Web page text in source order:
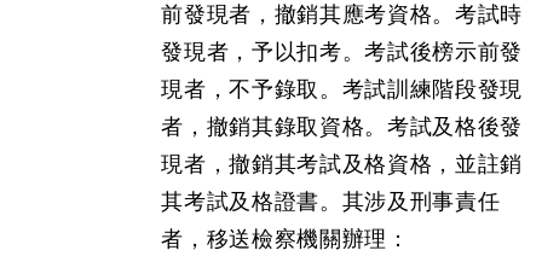
前發現者，撤銷其應考資格。考試時
發現者，予以扣考。考試後榜示前發
現者，不予錄取。考試訓練階段發現
者，撤銷其錄取資格。考試及格後發
現者，撤銷其考試及格資格，並註銷
其考試及格證書。其涉及刑事責任
者，移送檢察機關辦理：